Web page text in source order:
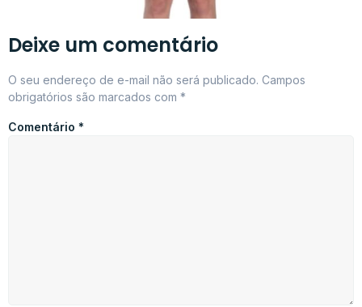
Deixe um comentário
O seu endereço de e-mail não será publicado. Campos
obrigatórios são marcados com *
Comentário *